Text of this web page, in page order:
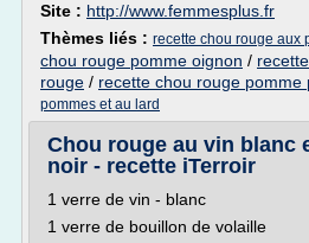
Site : http://www.femmesplus.fr
Thèmes liés : recette chou rouge aux
chou rouge pomme oignon /
rouge / recette chou rouge pomme
pommes et au lard
Chou rouge au vin blanc
noir - recette iTerroir
1 verre de vin - blanc
1 verre de bouillon de volaille